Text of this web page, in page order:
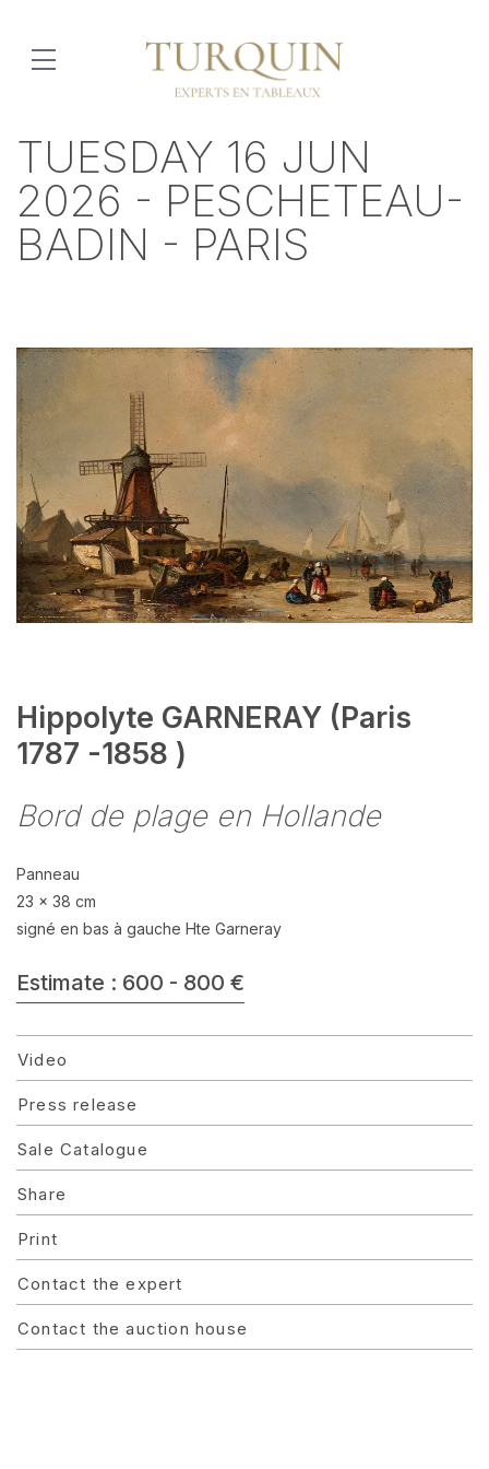
TUESDAY 16 JUN
2026 - PESCHETEAU-
BADIN - PARIS
Hippolyte GARNERAY (Paris
1787 -1858 )
Bord de plage en Hollande
Panneau
23 x 38 cm
signé en bas à gauche Hte Garneray
Estimate : 600 - 800 €
Video
Press release
Sale Catalogue
Share
Print
Contact the expert
Contact the auction house